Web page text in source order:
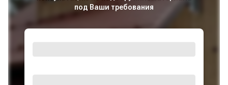
под Ваши требования